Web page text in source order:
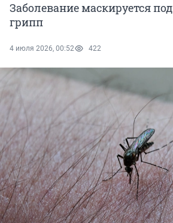
Заболевание маскируется
грипп
4 июля 2026, 00:52 422